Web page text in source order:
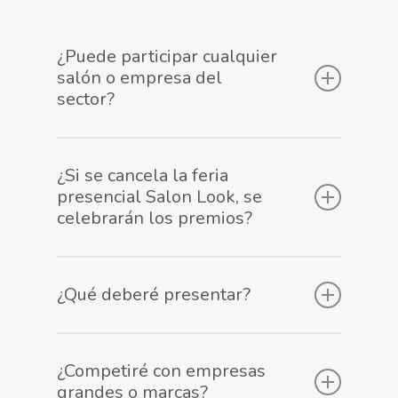
¿Puede participar cualquier
salón o empresa del
sector?
donde se encuentre. Salones grandes o
pequeños, marcas, distribuidores, etc…
digital, nada más.
¿Si se cancela la feria
presencial Salon Look, se
celebrarán los premios?
formato online que estaba previsto.
¿Qué deberé presentar?
solicitará, junto con algunos datos de
¿Competiré con empresas
grandes o marcas?